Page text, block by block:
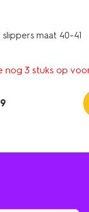
slippers maat 40-41
nog 3 stuks op